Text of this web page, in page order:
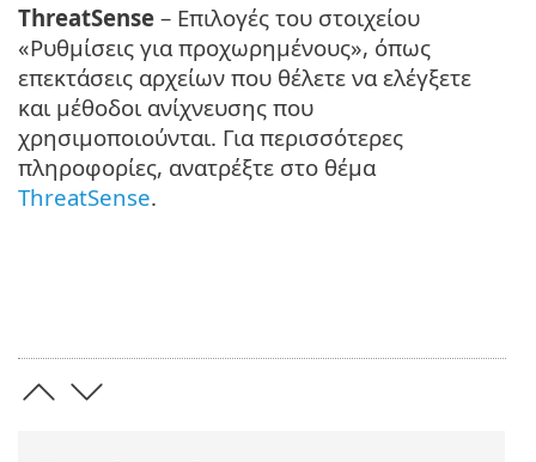
ThreatSense – Επιλογές του στοιχείου
«Ρυθμίσεις για προχωρημένους», όπως
επεκτάσεις αρχείων που θέλετε να ελέγξετε
και μέθοδοι ανίχνευσης που
χρησιμοποιούνται. Για περισσότερες
πληροφορίες, ανατρέξτε στο θέμα
ThreatSense.